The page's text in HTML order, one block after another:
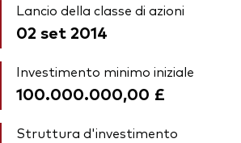
Lancio della classe di azioni
02 set 2014
Investimento minimo iniziale
100.000.000,00 £
Struttura d'investimento